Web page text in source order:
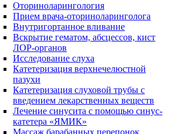
Оториноларингология
Прием врача-оториноларинголога
Внутригортанное вливание
Вскрытие гематом, абсцессов, кист
ЛОР-органов
Исследование слуха
Катетеризация верхнечелюстной
пазухи
Катетеризация слуховой трубы с
введением лекарственных веществ
Лечение синусита с помощью синус-
катетера «ЯМИК»
Массаж барабанных перепонок